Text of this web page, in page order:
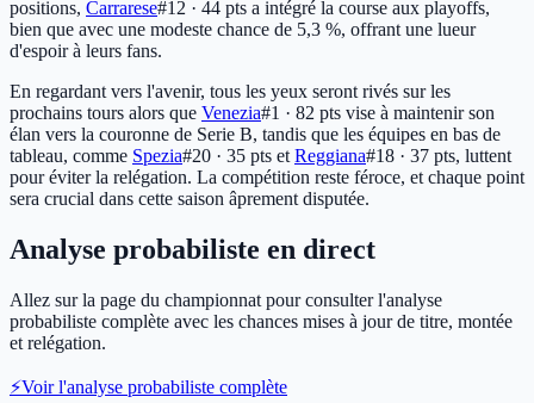
positions, Carrarese#12 · 44 pts a intégré la course aux playoffs,
bien que avec une modeste chance de 5,3 %, offrant une lueur
d'espoir à leurs fans.
En regardant vers l'avenir, tous les yeux seront rivés sur les
prochains tours alors que Venezia#1 · 82 pts vise à maintenir son
élan vers la couronne de Serie B, tandis que les équipes en bas de
tableau, comme Spezia#20 · 35 pts et Reggiana#18 · 37 pts, luttent
pour éviter la relégation. La compétition reste féroce, et chaque point
sera crucial dans cette saison âprement disputée.
Analyse probabiliste en direct
Allez sur la page du championnat pour consulter l'analyse
probabiliste complète avec les chances mises à jour de titre, montée
et relégation.
⚡Voir l'analyse probabiliste complète